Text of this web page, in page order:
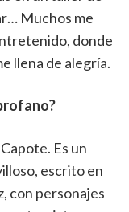
Muchos me
donde
llena de alegría.
Es un
escrito en
con personajes